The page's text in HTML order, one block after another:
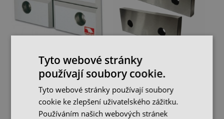
Prizmatická čelist (1ks)
pro VH-8
skladem 2 ks
1 323 Kč1 890 Kč
cena bez DPH
Náhradní výměnné čelisti
(2ks) pro VAF-8
skladem 9 ks
2 150 Kč
cena bez DPH
Tyto webové stránky
používají soubory cookie.
Tyto webové stránky používají soubory
cookie ke zlepšení uživatelského zážitku.
Používáním našich webových stránek